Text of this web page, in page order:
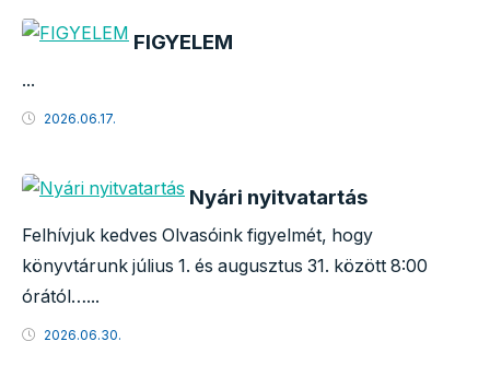
FIGYELEM
...
2026.06.17.
Nyári nyitvatartás
Felhívjuk kedves Olvasóink figyelmét, hogy
könyvtárunk július 1. és augusztus 31. között 8:00
órától…...
2026.06.30.